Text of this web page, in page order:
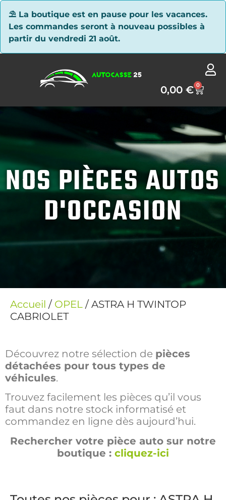
⛱ La boutique est en pause pour les vacances.
Les commandes seront à nouveau possibles à
partir du vendredi 21 août.
0,00€ 0
NOS PIÈCES AUTOS
D'OCCASION
Accueil / OPEL / ASTRA H TWINTOP
CABRIOLET
Découvrez notre sélection de pièces
détachées pour tous types de
véhicules.
Trouvez facilement les pièces qu’il vous
faut dans notre stock informatisé et
commandez en ligne dès aujourd’hui.
Rechercher votre pièce auto sur notre
boutique : cliquez-ici
Panneau de gestion des cookies